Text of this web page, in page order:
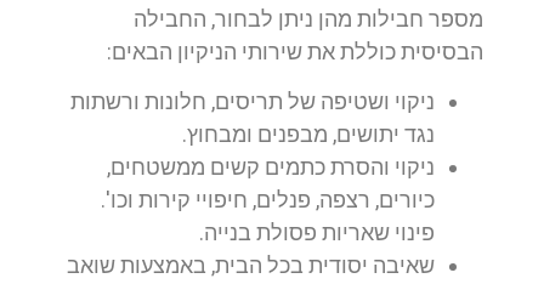
מספר חבילות מהן ניתן לבחור, החבילה
הבסיסית כוללת את שירותי הניקיון הבאים:
ניקוי ושטיפה של תריסים, חלונות ורשתות
נגד יתושים, מבפנים ומבחוץ.
ניקוי והסרת כתמים קשים ממשטחים,
כיורים, רצפה, פנלים, חיפויי קירות וכו'.
פינוי שאריות פסולת בנייה.
שאיבה יסודית בכל הבית, באמצעות שואב